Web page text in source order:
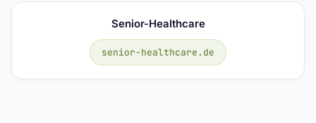
Senior-Healthcare
senior-healthcare.de